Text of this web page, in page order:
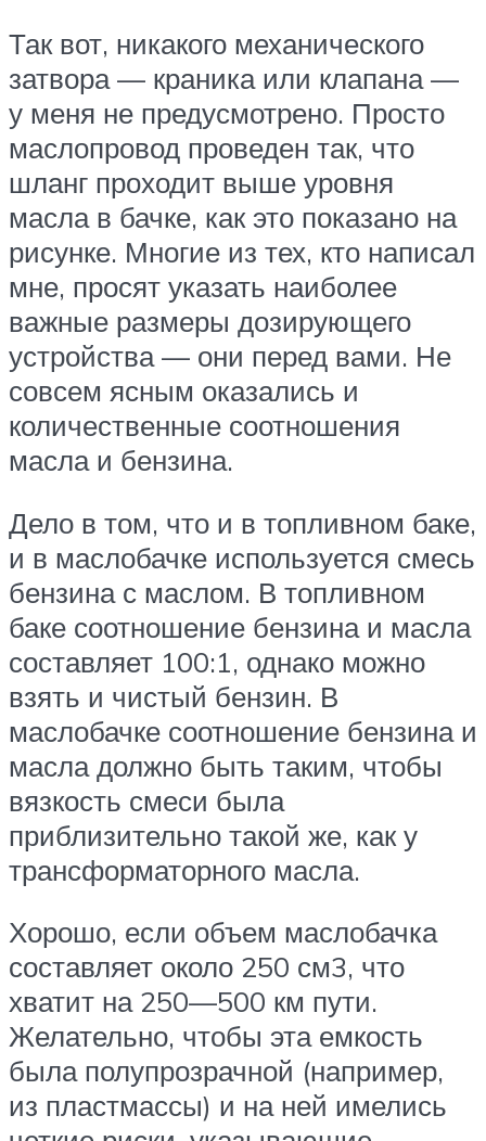
Так вот, никакого механического
затвора — краника или клапана —
у меня не предусмотрено. Просто
маслопровод проведен так, что
шланг проходит выше уровня
масла в бачке, как это показано на
рисунке. Многие из тех, кто написал
мне, просят указать наиболее
важные размеры дозирующего
устройства — они перед вами. Не
совсем ясным оказались и
количественные соотношения
масла и бензина.
Дело в том, что и в топливном баке,
и в маслобачке используется смесь
бензина с маслом. В топливном
баке соотношение бензина и масла
составляет 100:1, однако можно
взять и чистый бензин. В
маслобачке соотношение бензина и
масла должно быть таким, чтобы
вязкость смеси была
приблизительно такой же, как у
трансформаторного масла.
Хорошо, если объем маслобачка
составляет около 250 см3, что
хватит на 250—500 км пути.
Желательно, чтобы эта емкость
была полупрозрачной (например,
из пластмассы) и на ней имелись